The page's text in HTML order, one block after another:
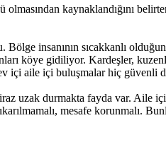
kaynaklandığını
insanının sıcakkanlı
köye gidiliyor. Kardeşler,
içi aile içi buluşmalar hiç güvenli
uzak durmakta fayda var. Aile
mesafe korunmalı.